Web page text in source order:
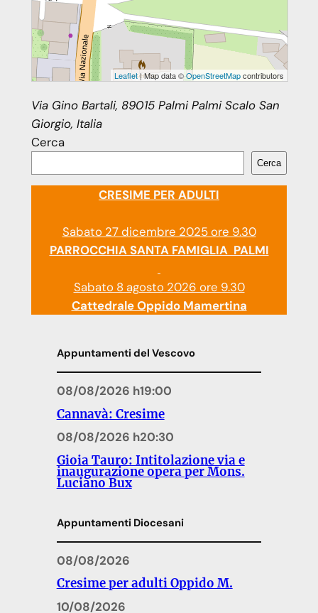
Leaflet| Map data ©OpenStreetMapcontributors
Via Gino Bartali, 89015 Palmi Palmi Scalo San
Giorgio, Italia
Cerca
Cerca
CRESIME PER ADULTI
Sabato 27 dicembre 2025 ore 9.30
PARROCCHIA SANTA FAMIGLIA PALMI
Sabato 8 agosto 2026 ore 9.30
Cattedrale Oppido Mamertina
Appuntamenti del Vescovo
08/08/2026 h19:00
Cannavà: Cresime
08/08/2026 h20:30
Gioia Tauro: Intitolazione via e
inaugurazione opera per Mons.
Luciano Bux
Appuntamenti Diocesani
08/08/2026
Cresime per adulti Oppido M.
10/08/2026